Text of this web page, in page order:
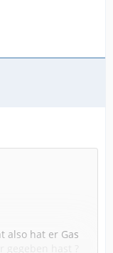
also hat er Gas
hast ?